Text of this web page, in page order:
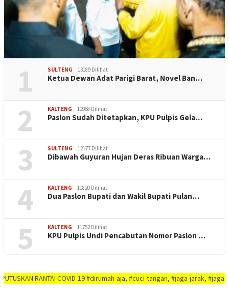
1 SULTENG 13189 Dilihat
Ketua Dewan Adat Parigi Barat, Novel Ban…
2 KALTENG 12968 Dilihat
Paslon Sudah Ditetapkan, KPU Pulpis Gela…
3 SULTENG 12177 Dilihat
Dibawah Guyuran Hujan Deras Ribuan Warga…
4 KALTENG 11820 Dilihat
Dua Paslon Bupati dan Wakil Bupati Pulan…
5 KALTENG 11752 Dilihat
KPU Pulpis Undi Pencabutan Nomor Paslon …
RANTAI COVID-19 #dirumah-aja, #cuci-tangan, #jaga-jarak, #jaga-